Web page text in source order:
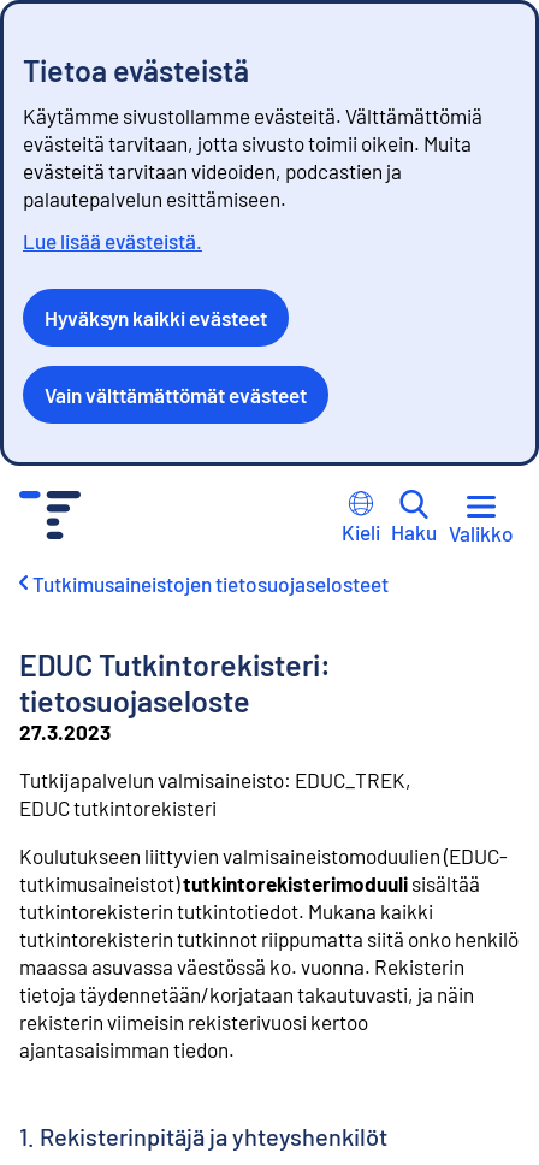
Tietoa evästeistä
Käytämme sivustollamme evästeitä. Välttämättömiä
evästeitä tarvitaan, jotta sivusto toimii oikein. Muita
evästeitä tarvitaan videoiden, podcastien ja
palautepalvelun esittämiseen.
Lue lisää evästeistä.
Hyväksyn kaikki evästeet
Vain välttämättömät evästeet
Kieli Haku Valikko
Tutkimusaineistojen tietosuojaselosteet
EDUC Tutkintorekisteri:
tietosuojaseloste
27.3.2023
Tutkijapalvelun valmisaineisto: EDUC_TREK,
EDUC tutkintorekisteri
Koulutukseen liittyvien valmisaineistomoduulien (EDUC-
tutkimusaineistot)tutkintorekisterimoduuli sisältää
tutkintorekisterin tutkintotiedot. Mukana kaikki
tutkintorekisterin tutkinnot riippumatta siitä onko henkilö
maassa asuvassa väestössä ko. vuonna. Rekisterin
tietoja täydennetään/korjataan takautuvasti, ja näin
rekisterin viimeisin rekisterivuosi kertoo
ajantasaisimman tiedon.
1. Rekisterinpitäjä ja yhteyshenkilöt